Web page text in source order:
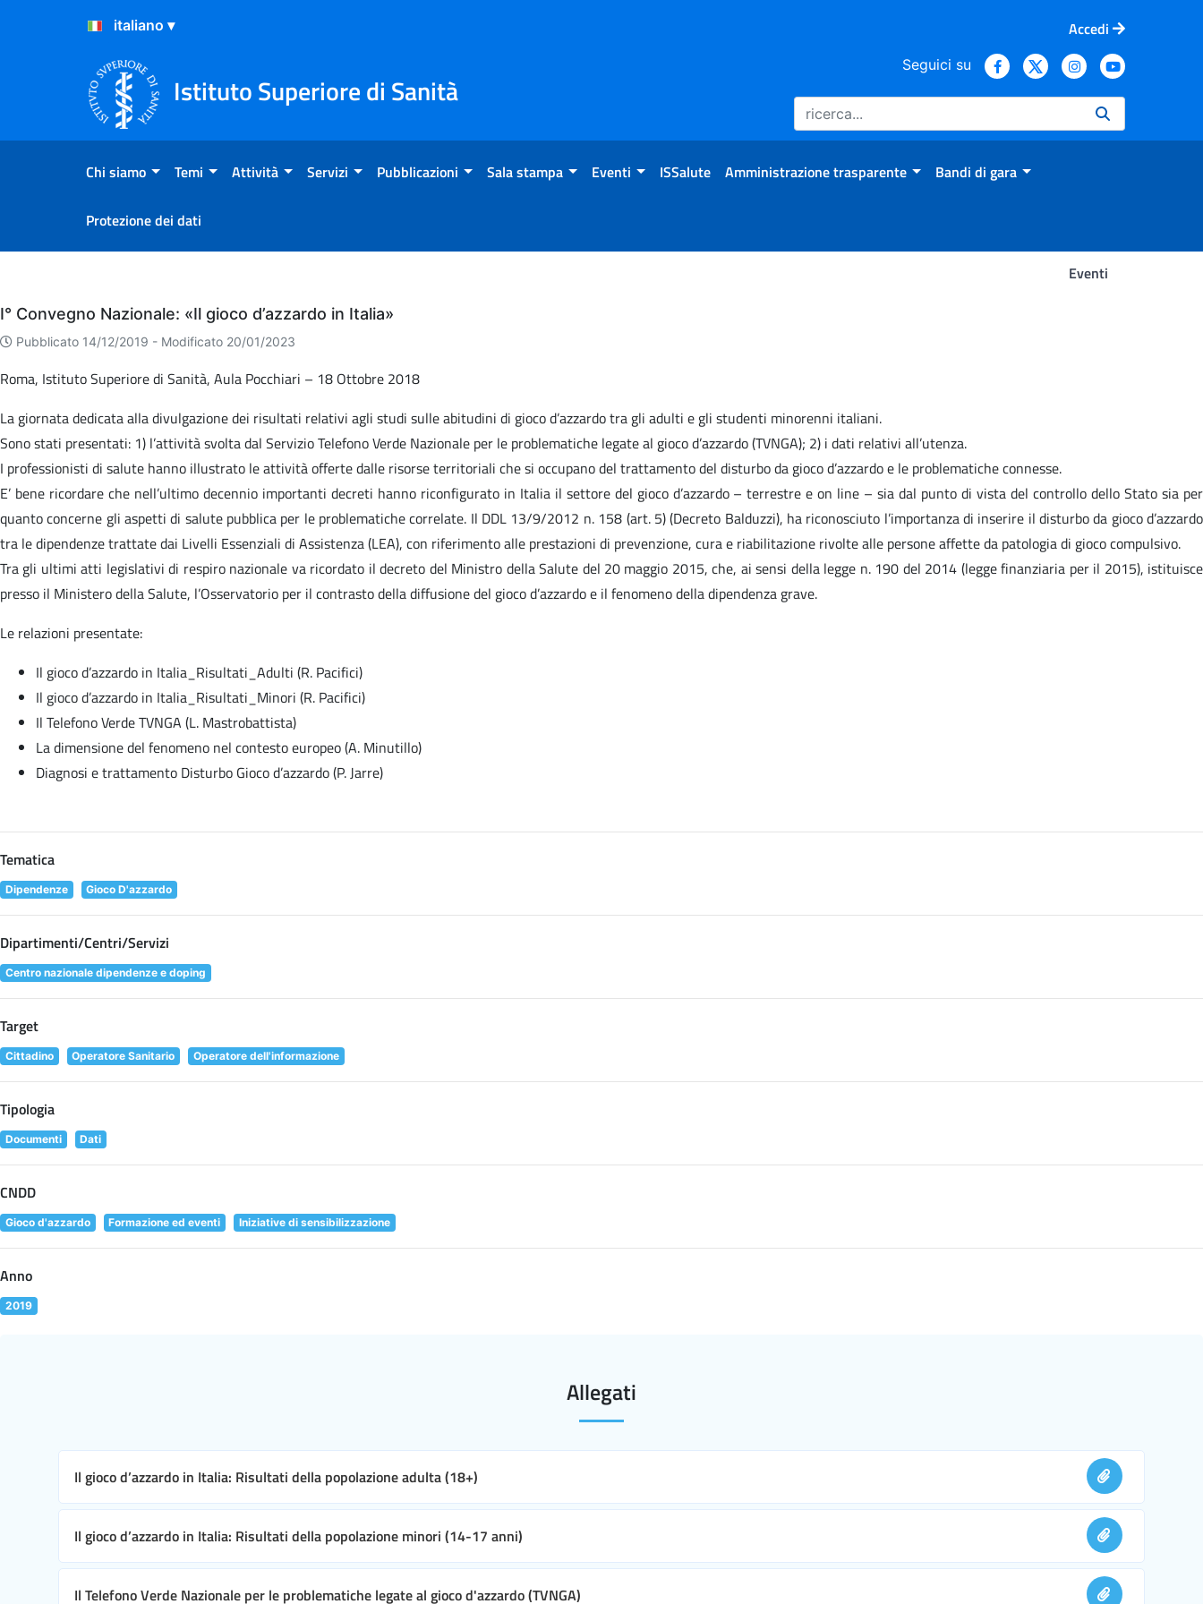
Salta al Contenuto
Salta al Footer
Accedi
Istituto Superiore di Sanità
Seguici su
Chi siamo Temi Attività Servizi Pubblicazioni Sala stampa Eventi ISSalute Amministrazione trasparente Bandi di gara
Protezione dei dati
Eventi
Eventi
I° Convegno Nazionale: «Il gioco d’azzardo in Italia»
Pubblicato 14/12/2019 - Modificato 20/01/2023
Roma, Istituto Superiore di Sanità, Aula Pocchiari – 18 Ottobre 2018
La giornata dedicata alla divulgazione dei risultati relativi agli studi sulle abitudini di gioco d’azzardo tra gli adulti e gli studenti minorenni italiani.
Sono stati presentati: 1) l’attività svolta dal Servizio Telefono Verde Nazionale per le problematiche legate al gioco d’azzardo (TVNGA); 2) i dati relativi all’utenza.
I professionisti di salute hanno illustrato le attività offerte dalle risorse territoriali che si occupano del trattamento del disturbo da gioco d’azzardo e le problematiche connesse.
E’ bene ricordare che nell’ultimo decennio importanti decreti hanno riconfigurato in Italia il settore del gioco d’azzardo – terrestre e on line – sia dal punto di vista del controllo dello Stato sia per
quanto concerne gli aspetti di salute pubblica per le problematiche correlate. Il DDL 13/9/2012 n. 158 (art. 5) (Decreto Balduzzi), ha riconosciuto l’importanza di inserire il disturbo da gioco d’azzardo
tra le dipendenze trattate dai Livelli Essenziali di Assistenza (LEA), con riferimento alle prestazioni di prevenzione, cura e riabilitazione rivolte alle persone affette da patologia di gioco compulsivo.
Tra gli ultimi atti legislativi di respiro nazionale va ricordato il decreto del Ministro della Salute del 20 maggio 2015, che, ai sensi della legge n. 190 del 2014 (legge finanziaria per il 2015), istituisce
presso il Ministero della Salute, l’Osservatorio per il contrasto della diffusione del gioco d’azzardo e il fenomeno della dipendenza grave.
Le relazioni presentate:
Il gioco d’azzardo in Italia_Risultati_Adulti (R. Pacifici)
Il gioco d’azzardo in Italia_Risultati_Minori (R. Pacifici)
Il Telefono Verde TVNGA (L. Mastrobattista)
La dimensione del fenomeno nel contesto europeo (A. Minutillo)
Diagnosi e trattamento Disturbo Gioco d’azzardo (P. Jarre)
Tematica
Dipendenze Gioco D'azzardo
Dipartimenti/Centri/Servizi
Centro nazionale dipendenze e doping
Target
Cittadino Operatore Sanitario Operatore dell'informazione
Tipologia
Documenti Dati
CNDD
Gioco d'azzardo Formazione ed eventi Iniziative di sensibilizzazione
Anno
2019
Allegati
Il gioco d’azzardo in Italia: Risultati della popolazione adulta (18+)
Il gioco d’azzardo in Italia: Risultati della popolazione minori (14-17 anni)
Il Telefono Verde Nazionale per le problematiche legate al gioco d'azzardo (TVNGA)